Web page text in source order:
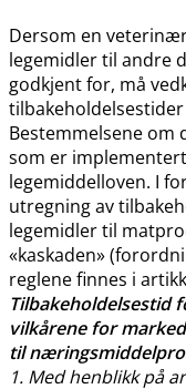
Dersom en
legemidler til andre
godkjent for, må
Bestemmelsene om
som er
legemiddelloven. I
utregning av
legemidler til
«kaskaden»
reglene finnes i
Tilbakeholdelsestid
vilkårene for
til
1. Med henblikk på